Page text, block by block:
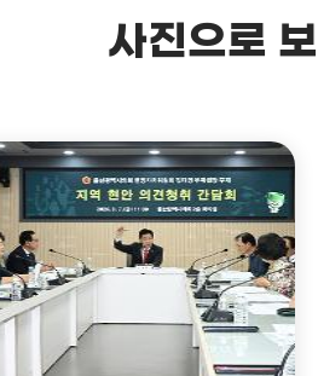
사진으로